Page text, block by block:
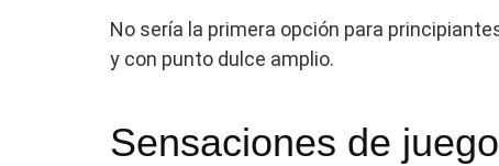
No sería la primera opción para
y con punto dulce amplio.
Sensaciones de juego